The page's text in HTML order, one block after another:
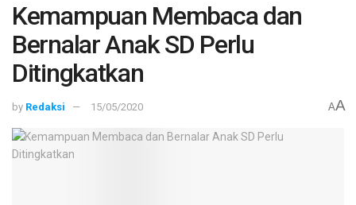
Kemampuan Membaca dan
Bernalar Anak SD Perlu
Ditingkatkan
by Redaksi 15/05/2020 AA